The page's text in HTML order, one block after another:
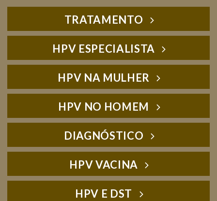
TRATAMENTO
HPV ESPECIALISTA
HPV NA MULHER
HPV NO HOMEM
DIAGNÓSTICO
HPV VACINA
HPV E DST